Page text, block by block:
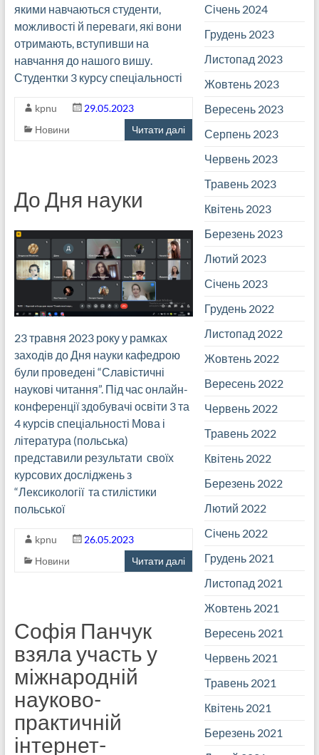
якими навчаються студенти,
можливості й переваги, які вони
отримають, вступивши на
навчання до нашого вишу.
Студентки 3 курсу спеціальності
kpnu
29.05.2023
Новини
Читати далі
До Дня науки
23 травня 2023 року у рамках
заходів до Дня науки кафедрою
були проведені “Славістичні
наукові читання”. Під час онлайн-
конференції здобувачі освіти 3 та
4 курсів спеціальності Мова і
література (польська)
представили результати своїх
курсових досліджень з
“Лексикології та стилістики
польської
kpnu
26.05.2023
Новини
Читати далі
Софія Панчук
взяла участь у
міжнародній
науково-
практичній
інтернет-
Січень 2024
Грудень 2023
Листопад 2023
Жовтень 2023
Вересень 2023
Серпень 2023
Червень 2023
Травень 2023
Квітень 2023
Березень 2023
Лютий 2023
Січень 2023
Грудень 2022
Листопад 2022
Жовтень 2022
Вересень 2022
Червень 2022
Травень 2022
Квітень 2022
Березень 2022
Лютий 2022
Січень 2022
Грудень 2021
Листопад 2021
Жовтень 2021
Вересень 2021
Червень 2021
Травень 2021
Квітень 2021
Березень 2021